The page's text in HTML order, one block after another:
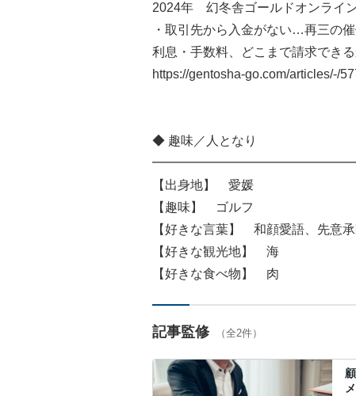
2024年 幻冬舎ゴールドオンライ
・取引先から入金がない…再三の
利息・手数料、どこまで請求できる
https://gentosha-go.com/articles/-/
◆ 趣味／人となり
【出身地】 愛媛
【趣味】 ゴルフ
【好きな言葉】 和顔愛語、先意承
【好きな観光地】 海
【好きな食べ物】 肉
記事監修 （全2件）